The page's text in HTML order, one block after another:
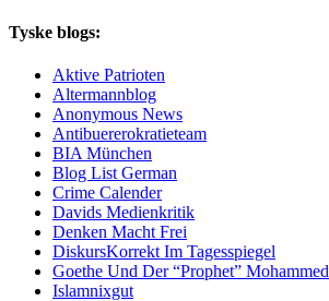
Tyske blogs:
Aktive Patrioten
Altermannblog
Anonymous News
Antibuererokratieteam
BIA München
Blog List German
Crime Calender
Davids Medienkritik
Denken Macht Frei
DiskursKorrekt Im Tagesspiegel
Goethe Und Der “Prophet” Mohammed
Islamnixgut